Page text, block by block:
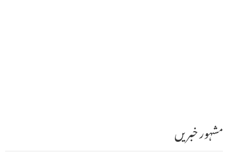
مشہور خبریں